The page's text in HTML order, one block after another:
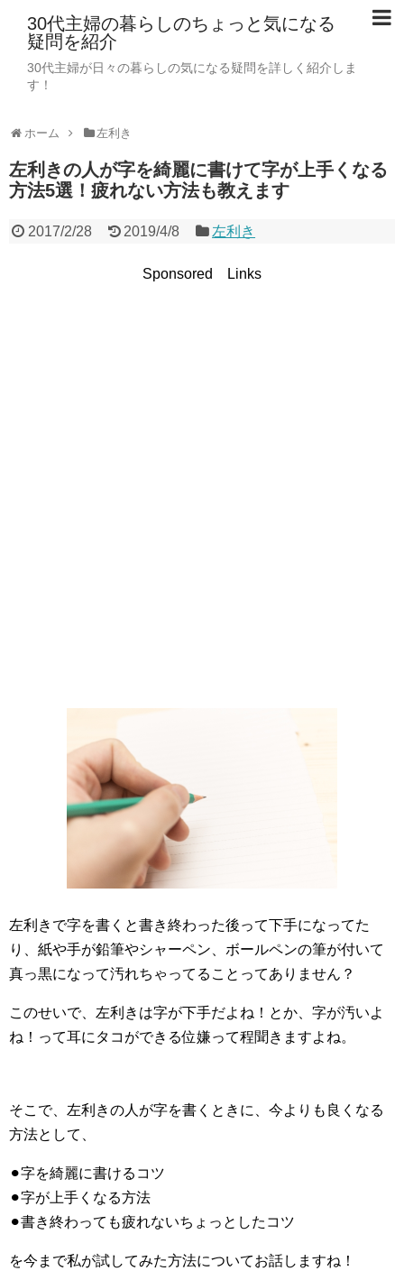
30代主婦の暮らしのちょっと気になる
疑問を紹介
30代主婦が日々の暮らしの気になる疑問を詳しく紹介しま
す！
ホーム 左利き
左利きの人が字を綺麗に書けて字が上手くなる
方法5選！疲れない方法も教えます
2017/2/28 2019/4/8 左利き
Sponsored Links
左利きで字を書くと書き終わった後って下手になってた
り、紙や手が鉛筆やシャーペン、ボールペンの筆が付いて
真っ黒になって汚れちゃってることってありません？
このせいで、左利きは字が下手だよね！とか、字が汚いよ
ね！って耳にタコができる位嫌って程聞きますよね。
そこで、左利きの人が字を書くときに、今よりも良くなる
方法として、
⚫︎字を綺麗に書けるコツ
⚫︎字が上手くなる方法
⚫︎書き終わっても疲れないちょっとしたコツ
を今まで私が試してみた方法についてお話しますね！